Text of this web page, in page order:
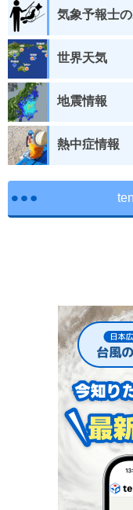
気象予報士
世界天気
地震情報
熱中症情報